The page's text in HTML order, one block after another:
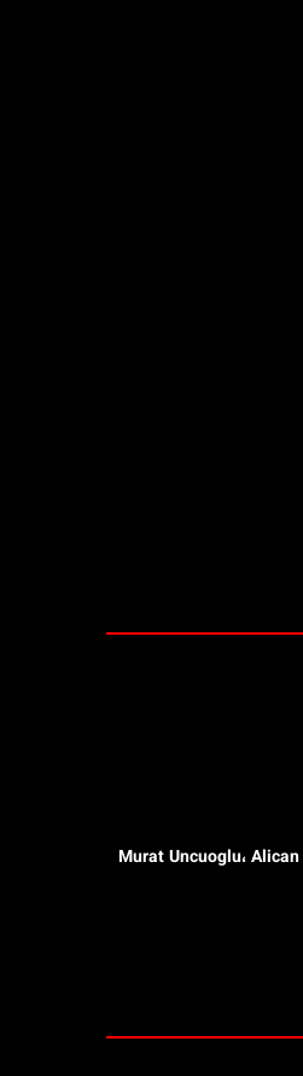
Murat Uncuoglu، Alican